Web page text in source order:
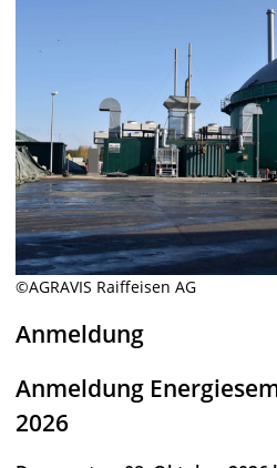
©AGRAVIS Raiffeisen AG
Anmeldung
Anmeldung
2026